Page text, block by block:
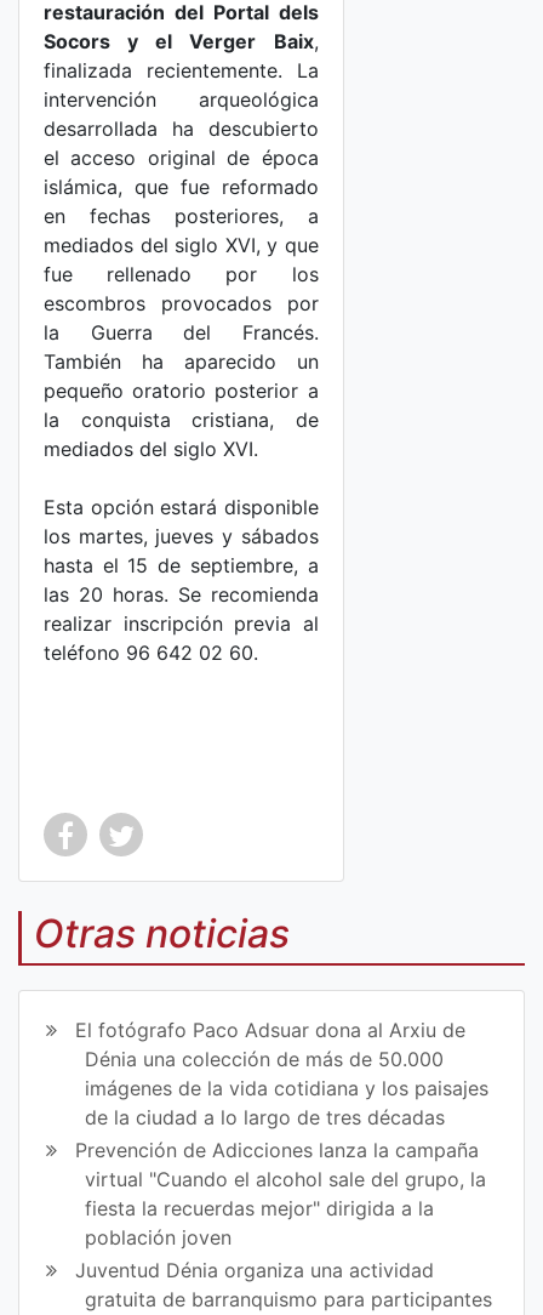
restauración del Portal dels
Socors y el Verger Baix,
finalizada recientemente. La
intervención arqueológica
desarrollada ha descubierto
el acceso original de época
islámica, que fue reformado
en fechas posteriores, a
mediados del siglo XVI, y que
fue rellenado por los
escombros provocados por
la Guerra del Francés.
También ha aparecido un
pequeño oratorio posterior a
la conquista cristiana, de
mediados del siglo XVI.
Esta opción estará disponible
los martes, jueves y sábados
hasta el 15 de septiembre, a
las 20 horas. Se recomienda
realizar inscripción previa al
teléfono 96 642 02 60.
Co
mp
art
en
Fa
ce
bo
ok
Co
mp
art
ir
en
Tw
itt
er
Otras noticias
El fotógrafo Paco Adsuar dona al Arxiu de
Dénia una colección de más de 50.000
imágenes de la vida cotidiana y los paisajes
de la ciudad a lo largo de tres décadas
Prevención de Adicciones lanza la campaña
virtual "Cuando el alcohol sale del grupo, la
fiesta la recuerdas mejor" dirigida a la
población joven
Juventud Dénia organiza una actividad
gratuita de barranquismo para participantes